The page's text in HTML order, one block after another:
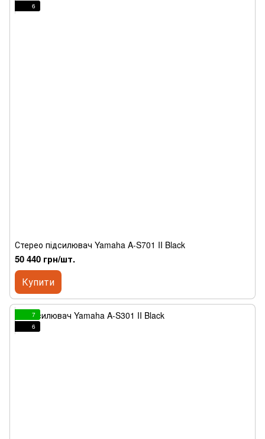
6
Стерео підсилювач Yamaha A-S701 II Black
50 440 грн/шт.
Купити
7
6